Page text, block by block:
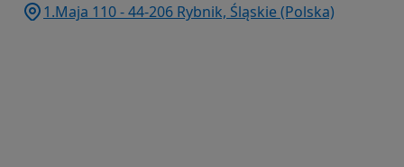
1.Maja 110 - 44-206 Rybnik, Śląskie (Polska)